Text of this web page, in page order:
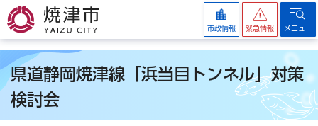
焼津市
市政情報 緊急情報 メニュー
県道静岡焼津線「浜当目トンネル」対策
検討会